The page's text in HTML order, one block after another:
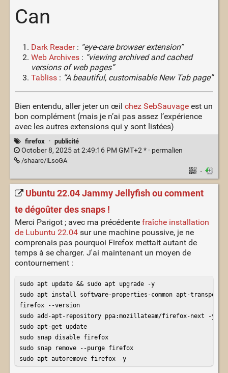
Can
Dark Reader: “eye-care browser extension”
Web Archives: “viewing archived and cached
versions of web pages”
Tabliss: “A beautiful, customisable New Tab page”
Bien entendu, aller jeter un œil chez SebSauvageest un
bon complément (mais je n’ai pas assez l’expérience
avec les autres extensions qui y sont listées)
firefox · publicité
October 8, 2025 at 2:49:16 PM GMT+2 * · permalien
/shaare/lLsoGA
·
Ubuntu 22.04 Jammy Jellyfish ou comment
te dégoûter des snaps !
Merci Parigot ; avec ma précédente fraîche installation
de Lubuntu 22.04sur une machine poussive, je ne
comprenais pas pourquoi Firefox mettait autant de
temps à se charger. J'ai maintenant un moyen de
contournement :
sudo apt update && sudo apt upgrade -y
sudo apt install software-properties-common apt-
firefox --version
sudo add-apt-repository ppa:mozillateam/firefox-next -y
sudo apt-get update
sudo snap disable firefox
sudo snap remove --purge firefox
sudo apt autoremove firefox -y